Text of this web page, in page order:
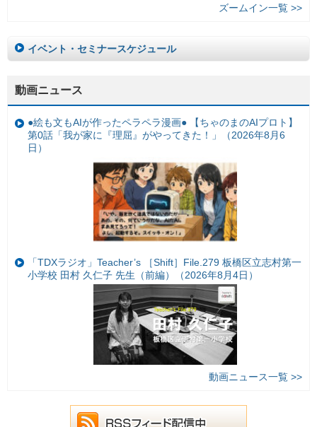
ズームイン一覧 >>
イベント・セミナースケジュール
動画ニュース
●絵も文もAIが作ったペラペラ漫画● 【ちゃのまのAIプロト】
第0話「我が家に『理屈』がやってきた！」（2026年8月6
日）
「TDXラジオ」Teacher’s ［Shift］File.279 板橋区立志村第一
小学校 田村 久仁子 先生（前編）（2026年8月4日）
動画ニュース一覧 >>